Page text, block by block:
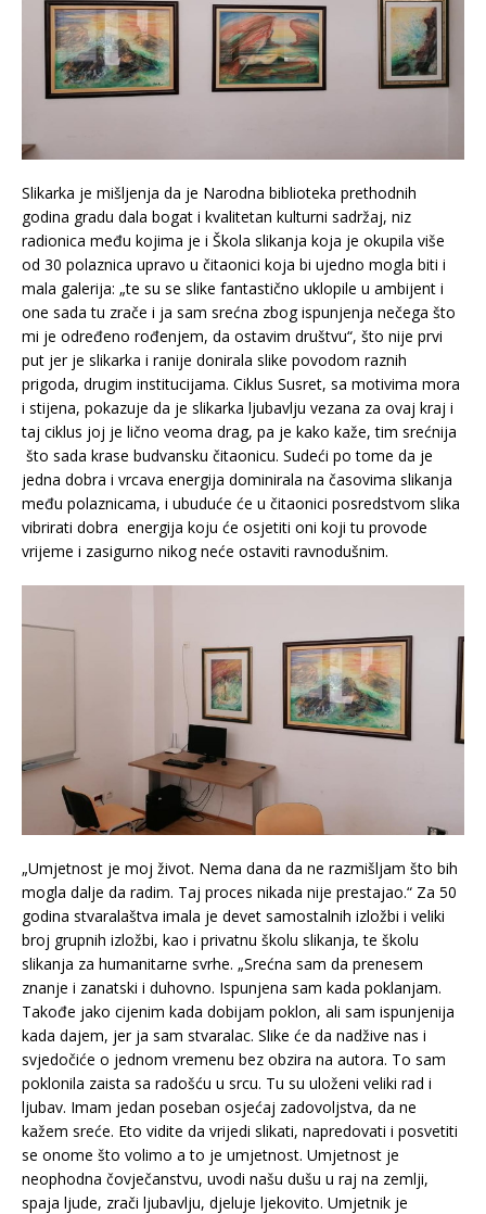
Slikarka je mišljenja da je Narodna biblioteka prethodnih
godina gradu dala bogat i kvalitetan kulturni sadržaj, niz
radionica među kojima je i Škola slikanja koja je okupila više
od 30 polaznica upravo u čitaonici koja bi ujedno mogla biti i
mala galerija: „te su se slike fantastično uklopile u ambijent i
one sada tu zrače i ja sam srećna zbog ispunjenja nečega što
mi je određeno rođenjem, da ostavim društvu“, što nije prvi
put jer je slikarka i ranije donirala slike povodom raznih
prigoda, drugim institucijama. Ciklus Susret, sa motivima mora
i stijena, pokazuje da je slikarka ljubavlju vezana za ovaj kraj i
taj ciklus joj je lično veoma drag, pa je kako kaže, tim srećnija
što sada krase budvansku čitaonicu. Sudeći po tome da je
jedna dobra i vrcava energija dominirala na časovima slikanja
među polaznicama, i ubuduće će u čitaonici posredstvom slika
vibrirati dobra energija koju će osjetiti oni koji tu provode
vrijeme i zasigurno nikog neće ostaviti ravnodušnim.
„Umjetnost je moj život. Nema dana da ne razmišljam što bih
mogla dalje da radim. Taj proces nikada nije prestajao.“ Za 50
godina stvaralaštva imala je devet samostalnih izložbi i veliki
broj grupnih izložbi, kao i privatnu školu slikanja, te školu
slikanja za humanitarne svrhe. „Srećna sam da prenesem
znanje i zanatski i duhovno. Ispunjena sam kada poklanjam.
Takođe jako cijenim kada dobijam poklon, ali sam ispunjenija
kada dajem, jer ja sam stvaralac. Slike će da nadžive nas i
svjedočiće o jednom vremenu bez obzira na autora. To sam
poklonila zaista sa radošću u srcu. Tu su uloženi veliki rad i
ljubav. Imam jedan poseban osjećaj zadovoljstva, da ne
kažem sreće. Eto vidite da vrijedi slikati, napredovati i posvetiti
se onome što volimo a to je umjetnost. Umjetnost je
neophodna čovječanstvu, uvodi našu dušu u raj na zemlji,
spaja ljude, zrači ljubavlju, djeluje ljekovito. Umjetnik je